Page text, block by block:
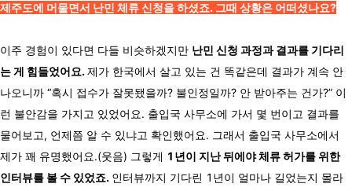
제주도에 머물면서 난민 체류 신청을 하셨죠. 그때 상황은 어떠셨나요?
이주 경험이 있다면 다들 비슷하겠지만 난민 신청 과정과 결과를 기다리
는 게 힘들었어요.제가 한국에서 살고 있는 건 똑같은데 결과가 계속 안
나오니까 “혹시 접수가 잘못됐을까? 불인정일까? 안 받아주는 건가?” 이
런 불안감을 가지고 있었어요. 출입국 사무소에 가서 몇 번이고 결과를
물어보고, 언제쯤 알 수 있냐고 확인했어요. 그래서 출입국 사무소에서
제가 꽤 유명했어요.(웃음) 그렇게 1년이 지난 뒤에야 체류 허가를 위한
인터뷰를 볼 수 있었죠. 인터뷰까지 기다린 1년이 얼마나 길었는지 몰라